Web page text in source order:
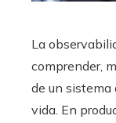
La
comprender,
de un sistema
vida. En